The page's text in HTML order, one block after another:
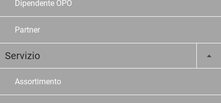
Dipendente OPO
Partner
Servizio
Assortimento